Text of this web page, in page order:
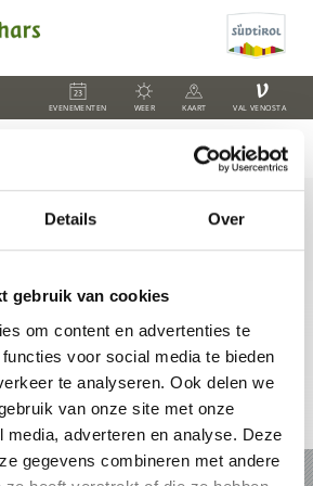
Details Over
gebruik van cookies
om content en advertenties te
voor social media te bieden
te analyseren. Ook delen we
van onze site met onze
media, adverteren en analyse. Deze
gegevens combineren met andere
EVENEMENTEN WEER KAART
V
VAL VENOSTA
info@kastelbell-tschars.com
Online-kaart